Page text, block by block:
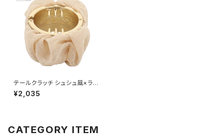
テールクラッチ シュシュ風×ラメ
シフォン HTC0083-BE（ベー
ジュ）
¥2,035
CATEGORY ITEM